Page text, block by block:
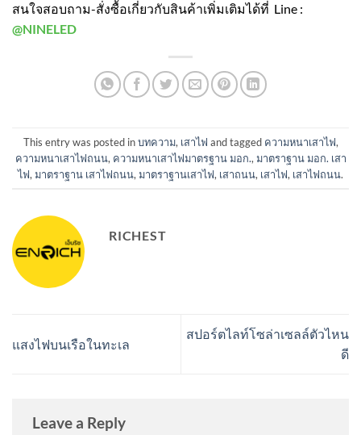
สนใจสอบถาม-สั่งซื้อเกี่ยวกับสินค้าเพิ่มเติมได้ที่ Line :
@NINELED
This entry was posted inบทความ, เสาไฟ and tagged ความหนาเสาไฟ,
ความหนาเสาไฟถนน, ความหนาเสาไฟมาตรฐาน มอก., มาตราฐาน มอก. เสา
ไฟ, มาตราฐาน เสาไฟถนน, มาตราฐานเสาไฟ, เสาถนน, เสาไฟ, เสาไฟถนน.
RICHEST
แสงไฟบนเรือในทะเล
สปอร์ตไลท์โซล่าเซลล์ตัวไหน
ดี
Leave a Reply